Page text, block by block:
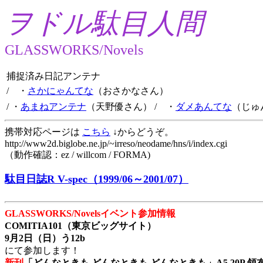
ヲドル駄目人間
GLASSWORKS/Novels
捕捉済み日記アンテナ
/ ・ さかにゃんてな （おさかなさん）
/ ・ あまねアンテナ （天野優さん） / ・ ダメあんてな （じ
携帯対応ページは こちら ↓からどうぞ。
http://www2d.biglobe.ne.jp/~irreso/neodame/hns/i/index.cgi
（動作確認：ez / willcom / FORMA)
駄目日誌R V-spec（1999/06～2001/07）
GLASSWORKS/Novelsイベント参加情報
COMITIA101（東京ビッグサイト）
9月2日（日）う12b
にて参加します！